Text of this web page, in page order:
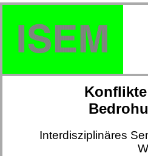
Interdisziplinäres